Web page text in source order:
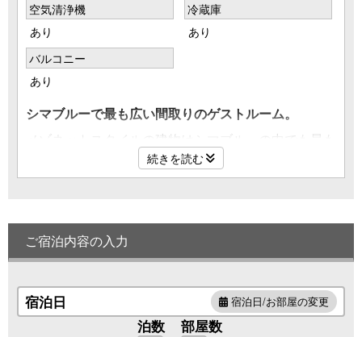
空気清浄機
あり
冷蔵庫
あり
バルコニー
あり
シマブルーで最も広い間取りのゲストルーム。
メゾネットスタイルの建物はシマブルーの中でも最も
ブルーを基調とした室内は薪ストーブやミニキッチン
ます。
四万温泉の源泉を引いた檜の露天風呂はご家族でのご
利用にもうれしい贅沢な広さです。
続きを読む
ご宿泊内容の入力
宿泊日 宿泊日/お部屋の変更
泊数
部屋数